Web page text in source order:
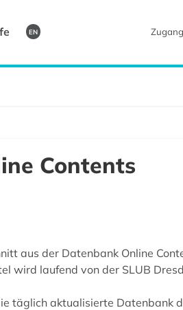
EN
Contents
aus der Datenbank Online
wird laufend von der SLUB
täglich aktualisierte Datenbank